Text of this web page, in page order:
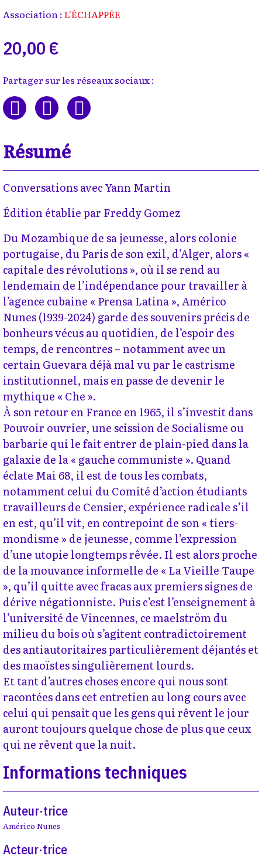
Association : L'ÉCHAPPÉE
20,00 €
Partager sur les réseaux sociaux :
Résumé
Conversations avec Yann Martin
Édition établie par Freddy Gomez
Du Mozambique de sa jeunesse, alors colonie
portugaise, du Paris de son exil, d’Alger, alors «
capitale des révolutions », où il se rend au
lendemain de l’indépendance pour travailler à
l’agence cubaine « Prensa Latina », Américo
Nunes (1939-2024) garde des souvenirs précis de
bonheurs vécus au quotidien, de l’espoir des
temps, de rencontres – notamment avec un
certain Guevara déjà mal vu par le castrisme
institutionnel, mais en passe de devenir le
mythique « Che ».
À son retour en France en 1965, il s’investit dans
Pouvoir ouvrier, une scission de Socialisme ou
barbarie qui le fait entrer de plain-pied dans la
galaxie de la « gauche communiste ». Quand
éclate Mai 68, il est de tous les combats,
notamment celui du Comité d’action étudiants
travailleurs de Censier, expérience radicale s’il
en est, qu’il vit, en contrepoint de son « tiers-
mondisme » de jeunesse, comme l’expression
d’une utopie longtemps rêvée. Il est alors proche
de la mouvance informelle de « La Vieille Taupe
», qu’il quitte avec fracas aux premiers signes de
dérive négationniste. Puis c’est l’enseignement à
l’université de Vincennes, ce maelström du
milieu du bois où s’agitent contradictoirement
des antiautoritaires particulièrement déjantés et
des maoïstes singulièrement lourds.
Et tant d’autres choses encore qui nous sont
racontées dans cet entretien au long cours avec
celui qui pensait que les gens qui rêvent le jour
auront toujours quelque chose de plus que ceux
qui ne rêvent que la nuit.
Informations techniques
Auteur·trice
Américo Nunes
Acteur·trice